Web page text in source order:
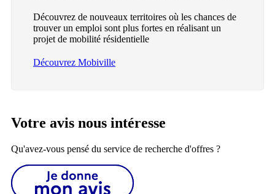
Découvrez de nouveaux territoires où les chances de
trouver un emploi sont plus fortes en réalisant un
projet de mobilité résidentielle
Découvrez Mobiville
Votre avis nous intéresse
Qu'avez-vous pensé du service de recherche d'offres ?